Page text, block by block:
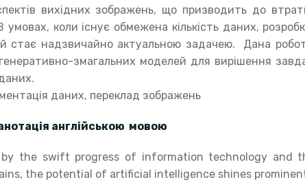
вихідних зображень, що призводить до
коли існує обмежена кількість даних,
стає надзвичайно актуальною задачею. Дана
змагальних моделей для вирішення
даних, переклад зображень
англійською мовою
the swift progress of information technology and
the potential of artificial intelligence shines